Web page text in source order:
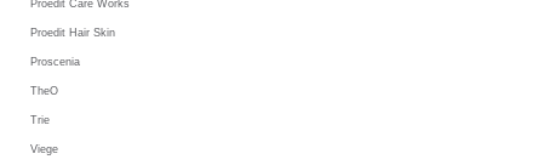
Proedit Care Works
Proedit Hair Skin
Proscenia
TheO
Trie
Viege